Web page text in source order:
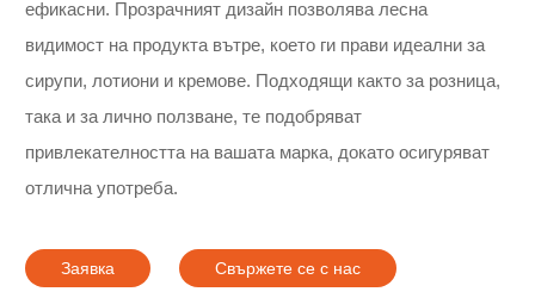
ефикасни. Прозрачният дизайн позволява лесна
видимост на продукта вътре, което ги прави идеални за
сирупи, лотиони и кремове. Подходящи както за розница,
така и за лично ползване, те подобряват
привлекателността на вашата марка, докато осигуряват
отлична употреба.
Заявка Свържете се с нас